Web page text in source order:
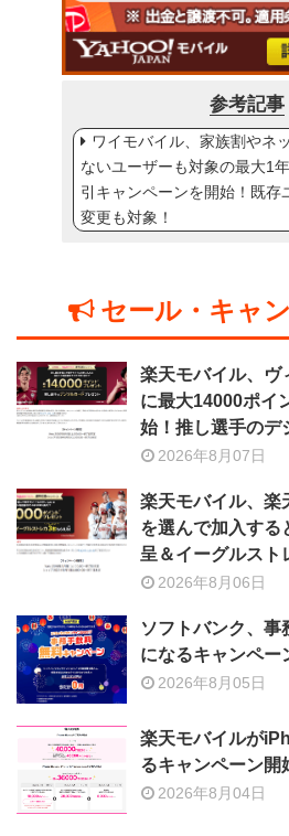
参考記事
ワイモバイル、家族割やネ
ないユーザーも対象の最大1
引キャンペーンを開始！既存
変更も対象！
セール・キャ
楽天モバイル、ヴ
に最大14000ポイ
始！推し選手のデ
2026年8月07日
楽天モバイル、楽
を選んで加入する
呈＆イーグルスト
2026年8月06日
ソフトバンク、事
になるキャンペー
2026年8月05日
楽天モバイルが
るキャンペーン開
2026年8月04日